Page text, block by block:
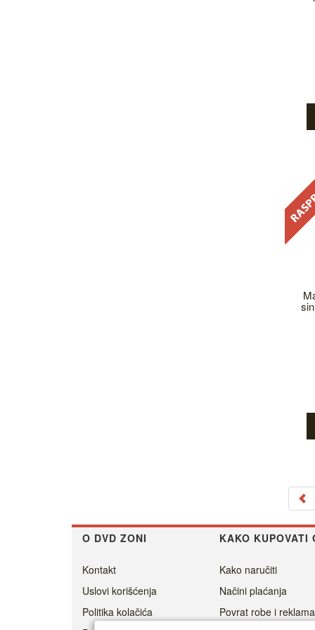
O DVD ZONI KAKO KUPOVATI
Kontakt
Uslovi korišćenja
Politika kolačića
Kako naručiti
Načini plaćanja
Povrat robe i